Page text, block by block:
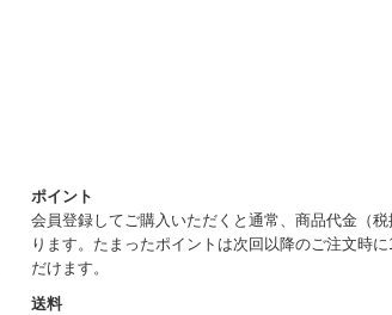
ポイント
会員登録してご購入いただくと通常、商品代金（
ります。たまったポイントは次回以降のご注文時
だけます。
送料